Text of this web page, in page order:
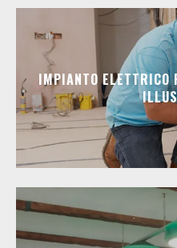
IMPIANTO ELETTRICO